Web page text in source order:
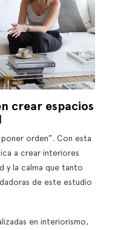
crear espacios
orden”. Con esta
a crear interiores
y la calma que tanto
de este estudio
en interiorismo,